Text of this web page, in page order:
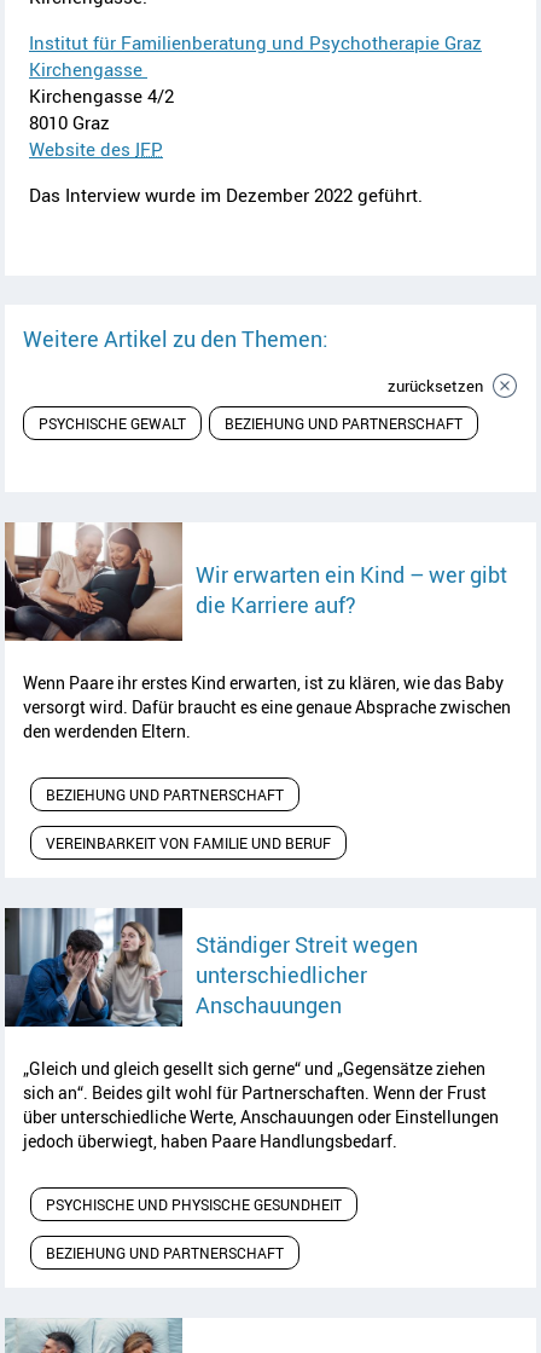
Institut für Familienberatung und Psychotherapie Graz
Kirchengasse
Kirchengasse 4/2
8010 Graz
Website des IFP
Das Interview wurde im Dezember 2022 geführt.
Weitere Artikel zu den Themen:
PSYCHISCHE GEWALT BEZIEHUNG UND PARTNERSCHAFT
zurücksetzen
Wir erwarten ein Kind – wer gibt
die Karriere auf?Artikel lesen
Wenn Paare ihr erstes Kind erwarten, ist zu klären, wie das Baby
versorgt wird. Dafür braucht es eine genaue Absprache zwischen
den werdenden Eltern.
BEZIEHUNG UND PARTNERSCHAFT
VEREINBARKEIT VON FAMILIE UND BERUF
Ständiger Streit wegen
unterschiedlicher
AnschauungenArtikel lesen
„Gleich und gleich gesellt sich gerne“ und „Gegensätze ziehen
sich an“. Beides gilt wohl für Partnerschaften. Wenn der Frust
über unterschiedliche Werte, Anschauungen oder Einstellungen
jedoch überwiegt, haben Paare Handlungsbedarf.
PSYCHISCHE UND PHYSISCHE GESUNDHEIT
BEZIEHUNG UND PARTNERSCHAFT